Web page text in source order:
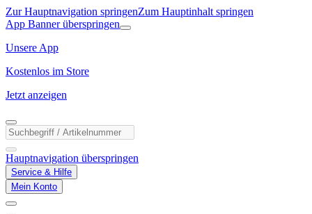
Zur Hauptnavigation springenZum Hauptinhalt springen
App Banner überspringen
Unsere App
Kostenlos im Store
Jetzt anzeigen
Hauptnavigation überspringen
Service & Hilfe
Mein Konto